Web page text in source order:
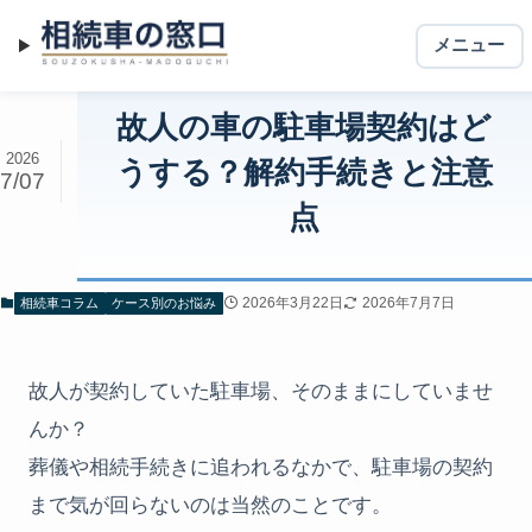
メニュー
故人の車の駐車場契約はど
うする？解約手続きと注意
点
2026
7/07
相続車コラム ケース別のお悩み 2026年3月22日 2026年7月7日
故人が契約していた駐車場、そのままにしていませ
んか？
葬儀や相続手続きに追われるなかで、駐車場の契約
まで気が回らないのは当然のことです。